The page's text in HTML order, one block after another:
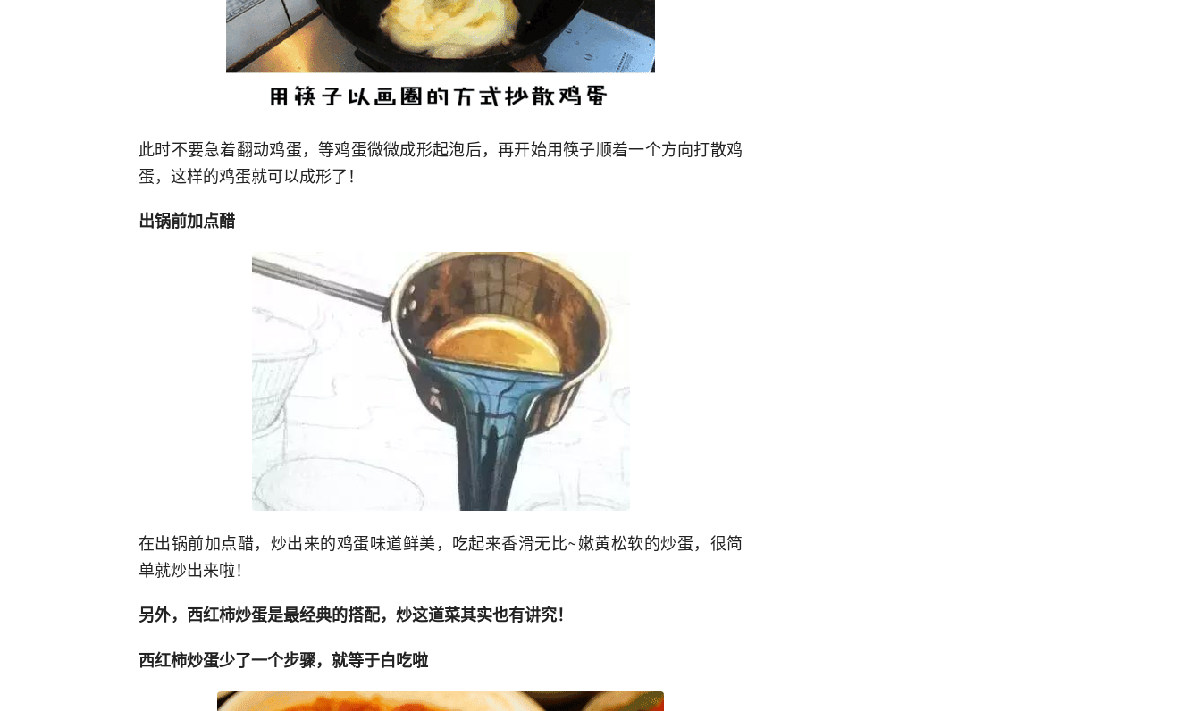
此时不要急着翻动鸡蛋，等鸡蛋微微成形起泡后，再开始用筷子顺着一个方向打散鸡
蛋，这样的鸡蛋就可以成形了！
出锅前加点醋
在出锅前加点醋，炒出来的鸡蛋味道鲜美，吃起来香滑无比~嫩黄松软的炒蛋，很简
单就炒出来啦！
另外，西红柿炒蛋是最经典的搭配，炒这道菜其实也有讲究！
西红柿炒蛋少了一个步骤，就等于白吃啦